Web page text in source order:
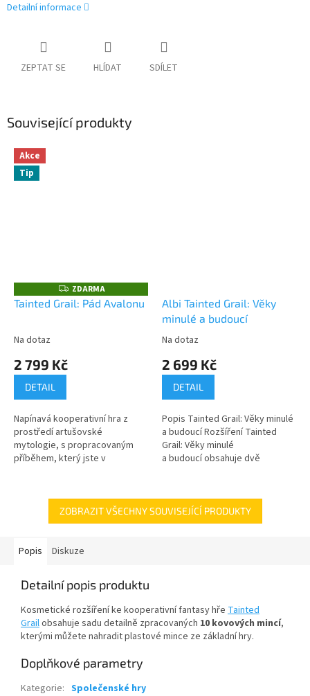
Detailní informace
ZEPTAT SE HLÍDAT SDÍLET
Související produkty
Akce
Tip
Z
D
A
ZDARMA
Tainted Grail: Pád Avalonu
Na dotaz
2 799 Kč
DETAIL
Napínavá kooperativní hra z
prostředí artušovské
mytologie, s propracovaným
příběhem, který jste v
Albi Tainted Grail: Věky
minulé a budoucí
Na dotaz
2 699 Kč
DETAIL
Popis Tainted Grail: Věky minulé
a budoucí Rozšíření Tainted
Grail: Věky minulé
a budoucí obsahuje dvě
volající po...
ZOBRAZIT VŠECHNY SOUVISEJÍCÍ PRODUKTY
Popis Diskuze
Detailní popis produktu
Kosmetické rozšíření ke kooperativní fantasy hře Tainted
Grailobsahuje sadu detailně zpracovaných 10 kovových mincí,
kterými můžete nahradit plastové mince ze základní hry.
Doplňkové parametry
Kategorie: Společenské hry